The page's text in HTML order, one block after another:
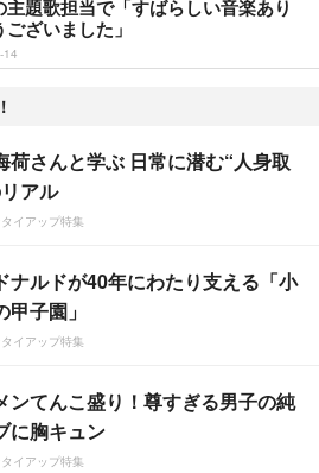
主題歌担当で「すばらしい音楽あり
ざいました」
14
荷さんと学ぶ 日常に潜む“人身取
アル
イアップ特集
ナルドが40年にわたり支える「小
甲子園」
イアップ特集
ンてんこ盛り！尊すぎる男子の純
に胸キュン
イアップ特集